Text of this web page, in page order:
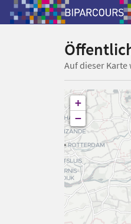
Auf dieser
+
−